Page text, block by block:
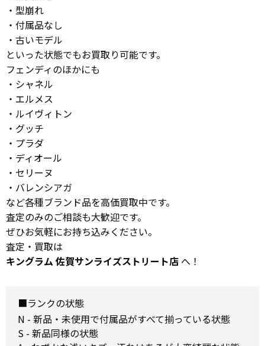
・型崩れ
・付属品なし
・古いモデル
といった状態でもお買取り可能です。
フェンディのほかにも
・シャネル
・エルメス
・ルイヴィトン
・グッチ
・プラダ
・ディオール
・セリーヌ
・バレンシアガ
など各種ブランド品を高価買取中です。
査定のみのご相談も大歓迎です。
ぜひお気軽にお持ち込みください。
査定・買取は
キングラム 佐賀サンライズストリート店 へ！
■ランクの状態
N - 新品・未使用で付属品がすべて揃っている状態
S - 新品同様の状態